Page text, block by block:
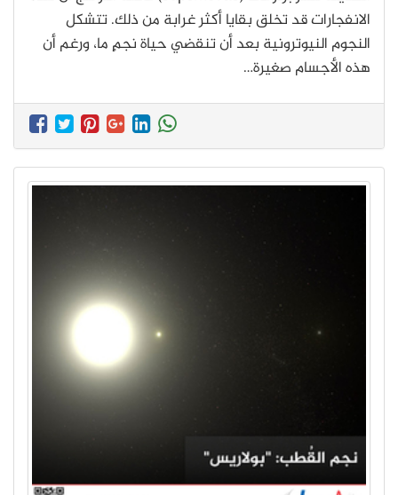
الانفجارات قد تخلق بقايا أكثر غرابة من ذلك. تتشكل
النجوم النيوترونية بعد أن تنقضي حياة نجمٍ ما، ورغم أن
هذه الأجسام صغيرة…